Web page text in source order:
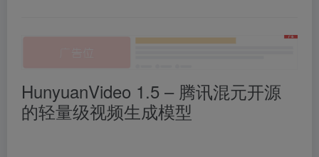
HunyuanVideo 1.5 – 腾讯混元开源
的轻量级视频生成模型